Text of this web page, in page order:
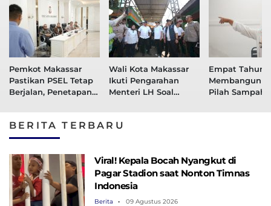
Pemkot Makassar
Pastikan PSEL Tetap
Berjalan, Penetapan
Wali Kota Makassar
Ikuti Pengarahan
Menteri LH Soal
PSEL dan RDF
Empat Tahun
Membangun
Pilah Sampah,
BERITA TERBARU
Viral! Kepala Bocah Nyangkut di
Pagar Stadion saat Nonton Timnas
Indonesia
Berita 09 Agustus 2026